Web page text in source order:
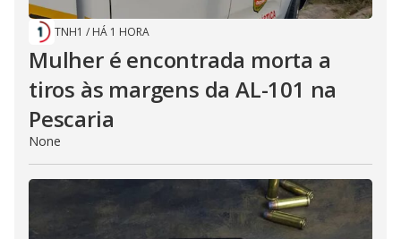
TNH1 / HÁ 1 HORA
Mulher é encontrada morta a
tiros às margens da AL-101 na
Pescaria
None